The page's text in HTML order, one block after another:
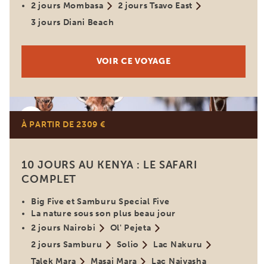
2 jours Mombasa
2 jours Tsavo East
3 jours Diani Beach
VOIR CE VOYAGE
Kenya
À PARTIR DE 2309 €
10 JOURS AU KENYA : LE SAFARI
COMPLET
Big Five et Samburu Special Five
La nature sous son plus beau jour
2 jours Nairobi
Ol' Pejeta
2 jours Samburu
Solio
Lac Nakuru
Talek Mara
Masai Mara Lac Naivasha